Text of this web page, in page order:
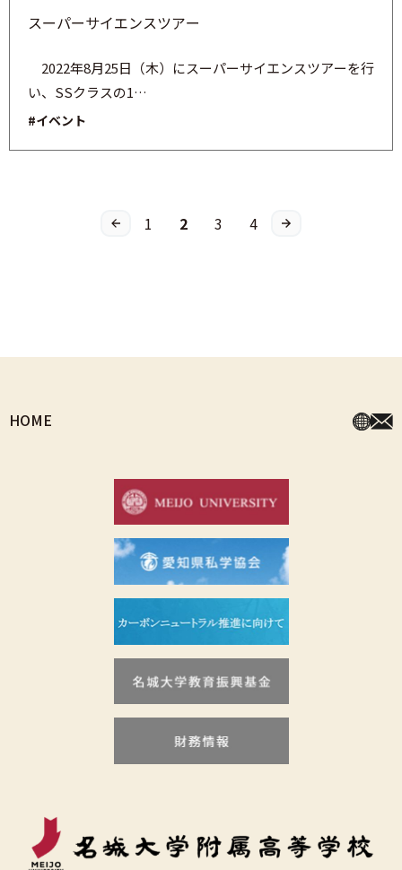
スーパーサイエンスツアー
2022年8月25日（木）にスーパーサイエンスツアーを行
い、SSクラスの1…
#イベント
1 2 3 4
HOME